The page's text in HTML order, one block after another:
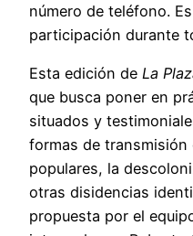
número de teléfono.
participación durante
Esta edición de La
que busca poner en
situados y
formas de transmisión
populares, la
otras disidencias
propuesta por el